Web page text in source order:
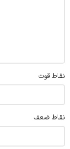
نقاط قوت
نقاط ضعف